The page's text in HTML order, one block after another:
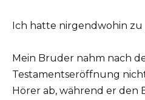
Ich hatte nirgendwohin zu
Mein Bruder nahm nach
Testamentseröffnung
Hörer ab, während er den